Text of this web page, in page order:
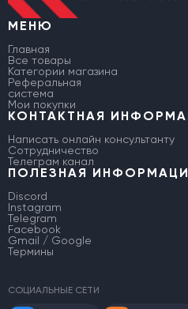
МЕНЮ
Главная
Все товары
Категории магазина
Реферальная
система
Мои покупки
КОНТАКТНАЯ
Написать онлайн консультанту
Сотрудничество
Телеграм канал
ПОЛЕЗНАЯ
Discord
Instagram
Telegram
Facebook
Gmail / Google
Термины
СОЦИАЛЬНЫЕ СЕТИ